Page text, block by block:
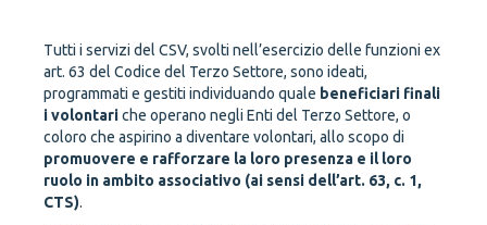
Tutti i servizi del CSV, svolti nell’esercizio delle funzioni ex
art. 63 del Codice del Terzo Settore, sono ideati,
programmati e gestiti individuando quale beneficiari finali
i volontariche operano negli Enti del Terzo Settore, o
coloro che aspirino a diventare volontari, allo scopo di
promuovere e rafforzare la loro presenza e il loro
ruolo in ambito associativo (ai sensi dell’art. 63, c. 1,
CTS).